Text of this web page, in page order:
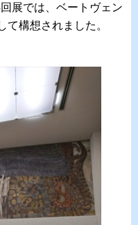
展では、ベートヴェン
て構想されました。